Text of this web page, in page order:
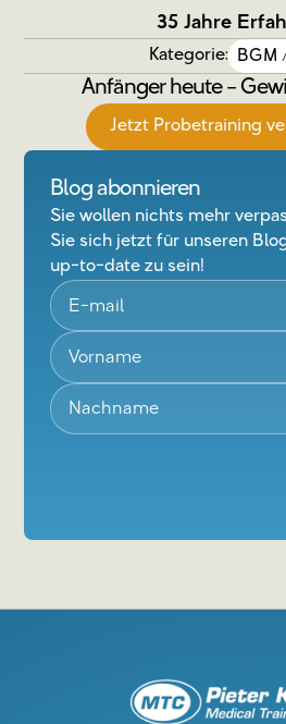
35 Jahre
Kategorie: BGM
Anfänger heute –
Jetzt Probetraining
Blog abonnieren
Sie wollen nichts mehr
Sie sich jetzt für unseren
up-to-date zu sein!